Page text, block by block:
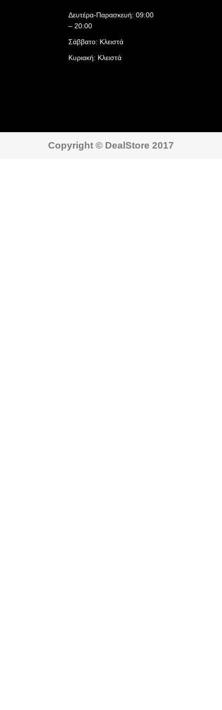
Δευτέρα-Παρασκευή: 09:00
– 20:00
Σάββατο: Κλειστά
Κυριακή: Κλειστά
Copyright © DealStore 2017